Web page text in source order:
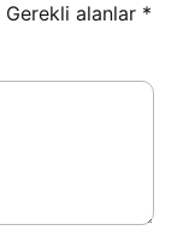
Gerekli alanlar *